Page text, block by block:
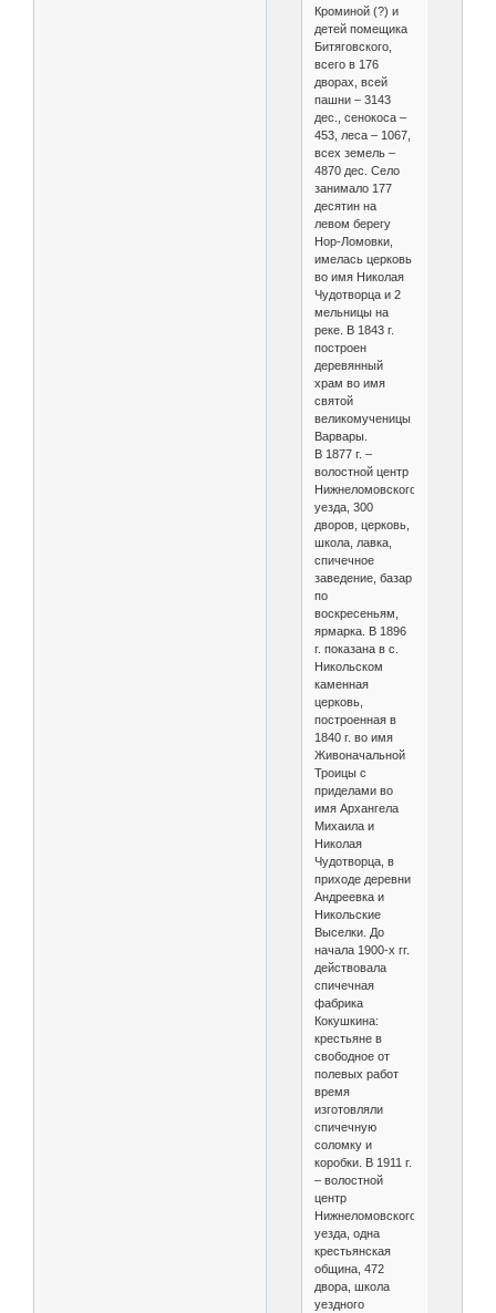
Кроминой (?) и
детей помещика
Битяговского,
всего в 176
дворах, всей
пашни – 3143
дес., сенокоса –
453, леса – 1067,
всех земель –
4870 дес. Село
занимало 177
десятин на
левом берегу
Нор-Ломовки,
имелась церковь
во имя Николая
Чудотворца и 2
мельницы на
реке. В 1843 г.
построен
деревянный
храм во имя
святой
великомученицы
Варвары.
В 1877 г. –
волостной центр
Нижнеломовского
уезда, 300
дворов, церковь,
школа, лавка,
спичечное
заведение, базар
по
воскресеньям,
ярмарка. В 1896
г. показана в с.
Никольском
каменная
церковь,
построенная в
1840 г. во имя
Живоначальной
Троицы с
приделами во
имя Архангела
Михаила и
Николая
Чудотворца, в
приходе деревни
Андреевка и
Никольские
Выселки. До
начала 1900-х гг.
действовала
спичечная
фабрика
Кокушкина:
крестьяне в
свободное от
полевых работ
время
изготовляли
спичечную
соломку и
коробки. В 1911 г.
– волостной
центр
Нижнеломовского
уезда, одна
крестьянская
община, 472
двора, школа
уездного